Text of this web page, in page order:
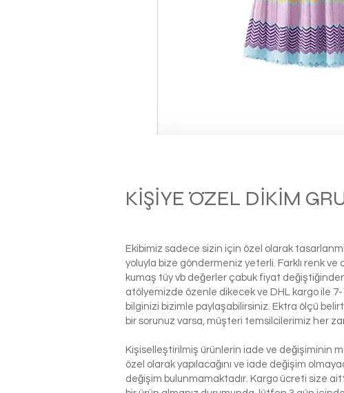
KİŞİYE ÖZEL DİKİM
Ekibimiz sadece sizin için özel olarak
yoluyla bize göndermeniz yeterli. Farklı renk
kumaş tüy vb değerler çabuk fiyat değiştiğinden
atölyemizde özenle dikecek ve DHL kargo ile
bilginizi bizimle paylaşabilirsiniz. Ektra ölçü
bir sorunuz varsa, müşteri temsilcilerimiz her
Kişiselleştirilmiş ürünlerin iade ve değişiminin
özel olarak yapılacağını ve iade değişim
değişim bulunmamaktadır. Kargo ücreti size